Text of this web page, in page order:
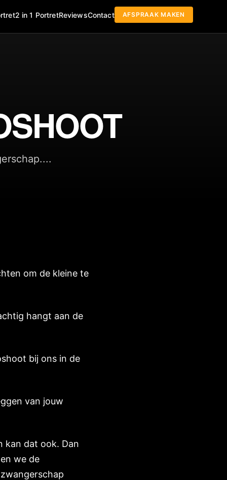
2 in 1 PortretReviewsContact AFSPRAAK MAKEN
om de kleine te
hangt aan de
bij ons in de
van jouw
kan dat ook. Dan
we de